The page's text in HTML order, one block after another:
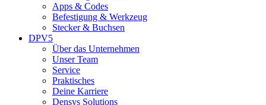
Apps & Codes
Befestigung & Werkzeug
Stecker & Buchsen
DPV5
Über das Unternehmen
Unser Team
Service
Praktisches
Deine Karriere
Densys Solutions